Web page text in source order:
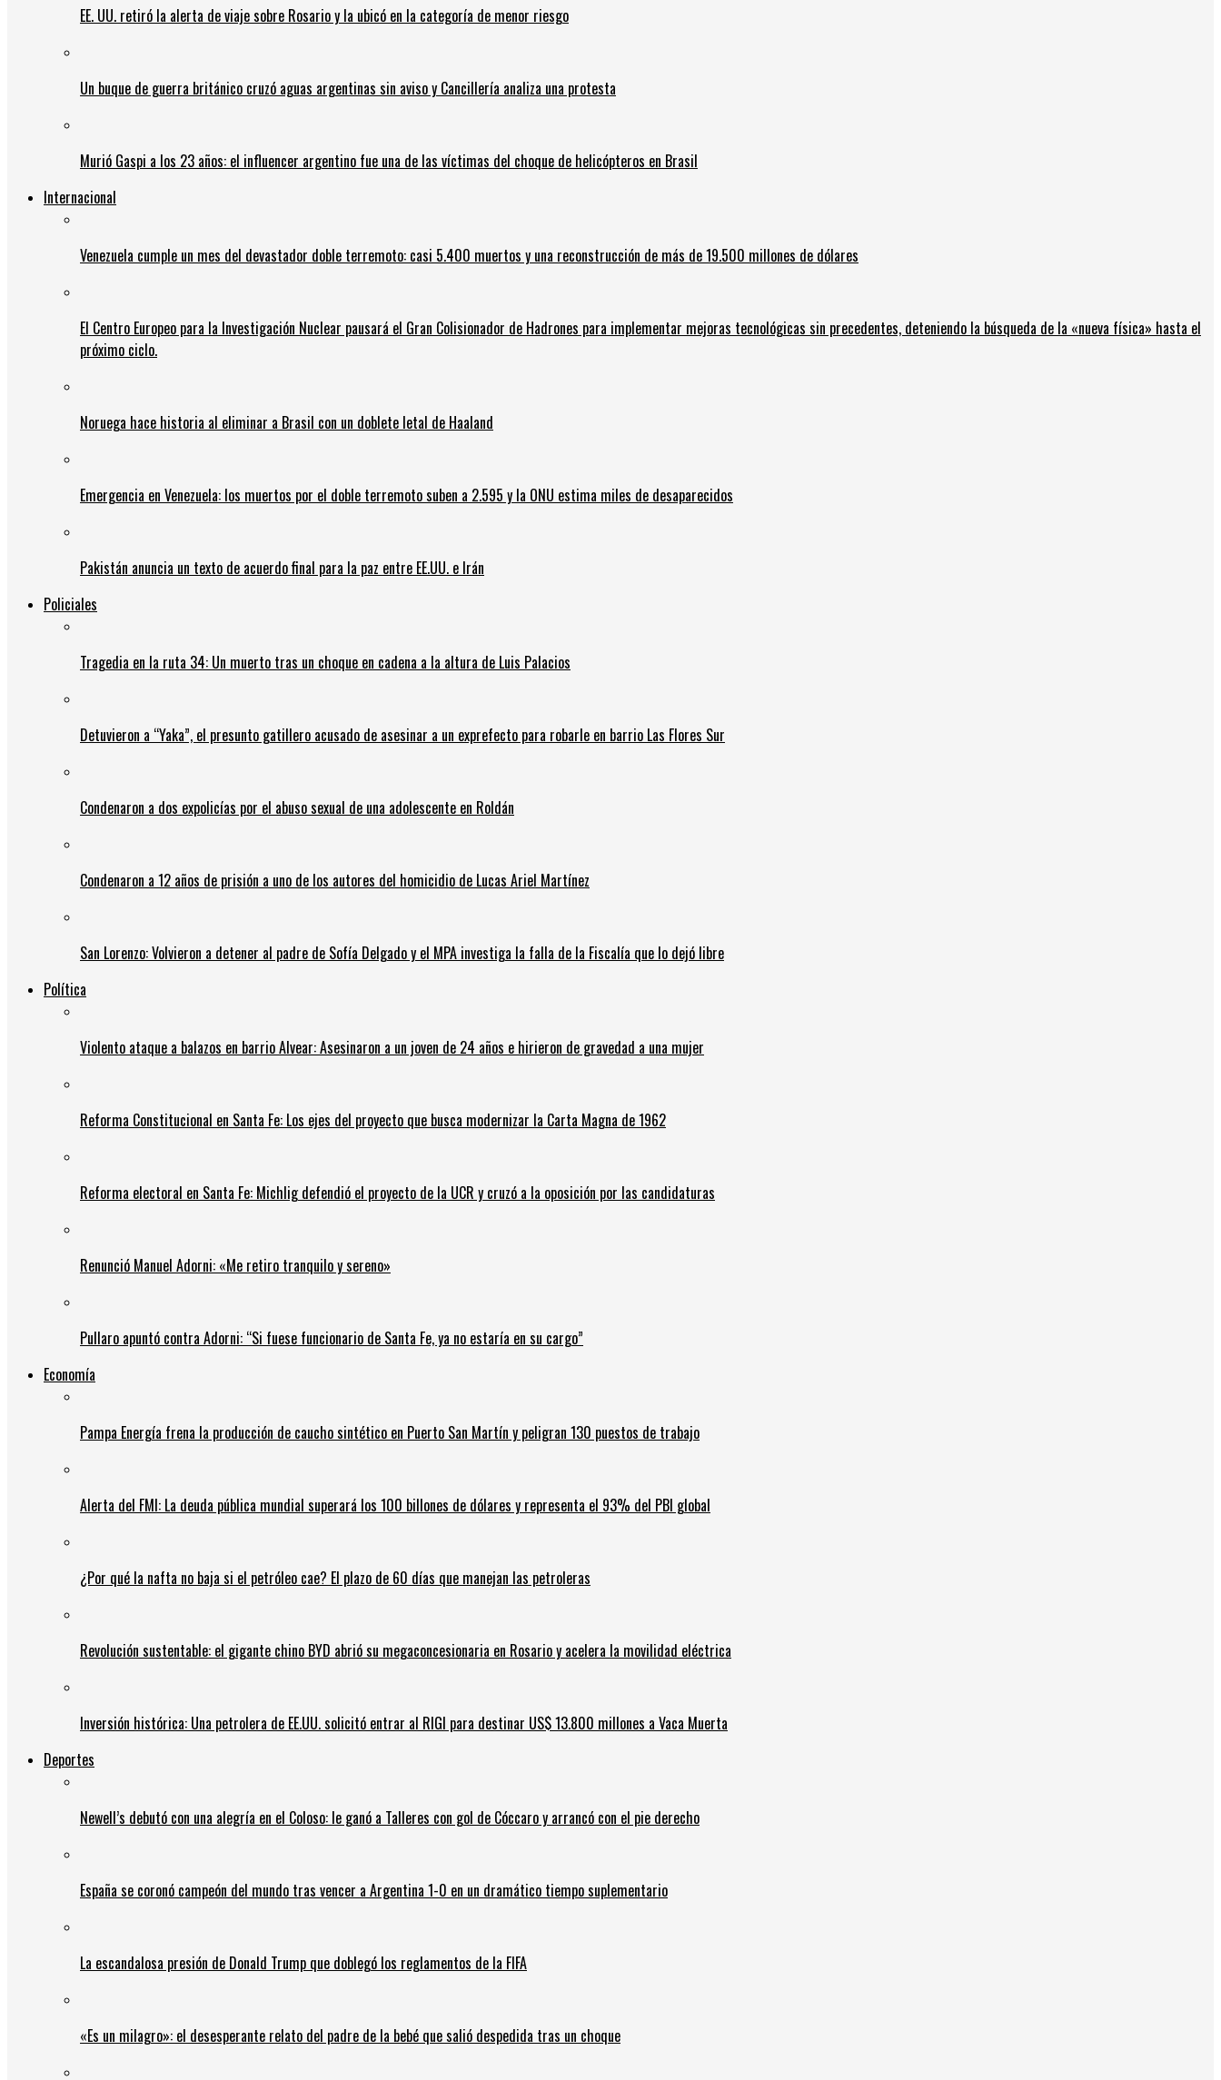
EE. UU. retiró la alerta de viaje sobre Rosario y la ubicó en la categoría de menor riesgo
Un buque de guerra británico cruzó aguas argentinas sin aviso y Cancillería analiza una protesta
Murió Gaspi a los 23 años: el influencer argentino fue una de las víctimas del choque de helicópteros en Brasil
Internacional
Venezuela cumple un mes del devastador doble terremoto: casi 5.400 muertos y una reconstrucción de más de 19.500 millones de dólares
El Centro Europeo para la Investigación Nuclear pausará el Gran Colisionador de Hadrones para implementar mejoras tecnológicas sin precedentes, deteniendo la búsqueda de la «nueva física» hasta el
próximo ciclo.
Noruega hace historia al eliminar a Brasil con un doblete letal de Haaland
Emergencia en Venezuela: los muertos por el doble terremoto suben a 2.595 y la ONU estima miles de desaparecidos
Pakistán anuncia un texto de acuerdo final para la paz entre EE.UU. e Irán
Policiales
Tragedia en la ruta 34: Un muerto tras un choque en cadena a la altura de Luis Palacios
Detuvieron a “Yaka”, el presunto gatillero acusado de asesinar a un exprefecto para robarle en barrio Las Flores Sur
Condenaron a dos expolicías por el abuso sexual de una adolescente en Roldán
Condenaron a 12 años de prisión a uno de los autores del homicidio de Lucas Ariel Martínez
San Lorenzo: Volvieron a detener al padre de Sofía Delgado y el MPA investiga la falla de la Fiscalía que lo dejó libre
Política
Violento ataque a balazos en barrio Alvear: Asesinaron a un joven de 24 años e hirieron de gravedad a una mujer
Reforma Constitucional en Santa Fe: Los ejes del proyecto que busca modernizar la Carta Magna de 1962
Reforma electoral en Santa Fe: Michlig defendió el proyecto de la UCR y cruzó a la oposición por las candidaturas
Renunció Manuel Adorni: «Me retiro tranquilo y sereno»
Pullaro apuntó contra Adorni: “Si fuese funcionario de Santa Fe, ya no estaría en su cargo”
Economía
Pampa Energía frena la producción de caucho sintético en Puerto San Martín y peligran 130 puestos de trabajo
Alerta del FMI: La deuda pública mundial superará los 100 billones de dólares y representa el 93% del PBI global
¿Por qué la nafta no baja si el petróleo cae? El plazo de 60 días que manejan las petroleras
Revolución sustentable: el gigante chino BYD abrió su megaconcesionaria en Rosario y acelera la movilidad eléctrica
Inversión histórica: Una petrolera de EE.UU. solicitó entrar al RIGI para destinar US$ 13.800 millones a Vaca Muerta
Deportes
Newell’s debutó con una alegría en el Coloso: le ganó a Talleres con gol de Cóccaro y arrancó con el pie derecho
España se coronó campeón del mundo tras vencer a Argentina 1-0 en un dramático tiempo suplementario
La escandalosa presión de Donald Trump que doblegó los reglamentos de la FIFA
«Es un milagro»: el desesperante relato del padre de la bebé que salió despedida tras un choque